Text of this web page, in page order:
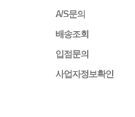
A/S문의
배송조회
입점문의
사업자정보확인